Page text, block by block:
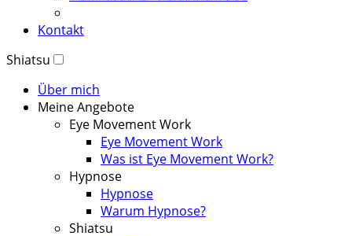
Kontakt
Shiatsu
Über mich
Meine Angebote
Eye Movement Work
Eye Movement Work
Was ist Eye Movement Work?
Hypnose
Hypnose
Warum Hypnose?
Shiatsu